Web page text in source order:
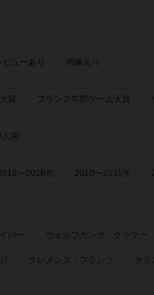
ビューあり 画像あり
賞 フランス年間ゲーム大賞
用
〜2018年 2010〜2015年
バー ヴォルフガング・クラマー
クレメンス・フランツ クリ